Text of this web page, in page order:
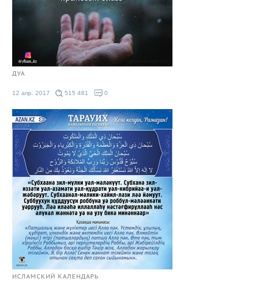
ДУА
12 апр. 2017 515 481 0
ИСЛАМСКИЙ КАЛЕНДАРЬ